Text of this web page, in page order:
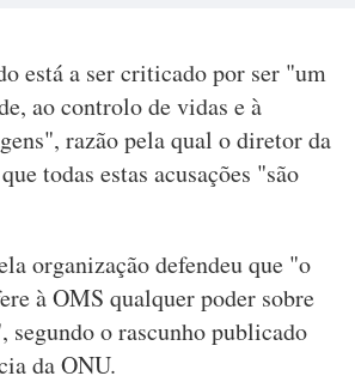
está a ser criticado por ser "um
ao controlo de vidas e à
razão pela qual o diretor da
todas estas acusações "são
organização defendeu que "o
à OMS qualquer poder sobre
segundo o rascunho publicado
da ONU.